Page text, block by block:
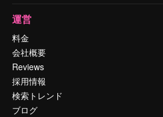
運営
料金
会社概要
Reviews
採用情報
検索トレンド
ブログ